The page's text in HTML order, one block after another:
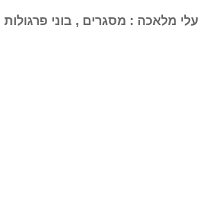
עלי מלאכה : מסגרים , בוני פרגולות